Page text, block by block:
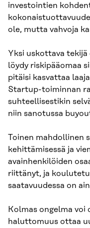
investointien
ole, mutta vahvoja
Yksi uskottava
löydy riskipääomaa
pitäisi kasvattaa
Startup-toiminnan
suhteellisestikin
niin sanotussa
Toinen mahdollinen
kehittämisessä ja
avainhenkilöiden
riittänyt, ja
saatavuudessa on
Kolmas ongelma voi
haluttomuus ottaa